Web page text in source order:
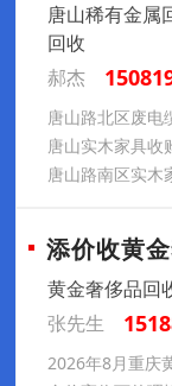
唐山稀有金属
回收
郝杰
唐山路北区废电
唐山实木家具收
唐山路南区实木
添价收黄
黄金奢侈品回
张先生